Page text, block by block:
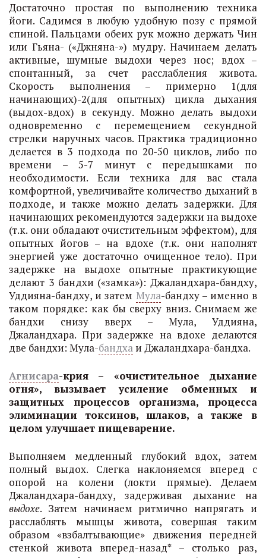
Достаточно простая по выполнению техника
йоги. Садимся в любую удобную позу с прямой
спиной. Пальцами обеих рук можно держать Чин
или Гьяна- («Джняна-») мудру. Начинаем делать
активные, шумные выдохи через нос; вдох –
спонтанный, за счет расслабления живота.
Скорость выполнения – примерно 1(для
начинающих)-2(для опытных) цикла дыхания
(выдох-вдох) в секунду. Можно делать выдохи
одновременно с перемещением секундной
стрелки наручных часов. Практика традиционно
делается в 3 подхода по 20-50 циклов, либо по
времени – 5-7 минут с передышками по
необходимости. Если техника для вас стала
комфортной, увеличивайте количество дыханий в
подходе, и также можно делать задержки. Для
начинающих рекомендуются задержки на выдохе
(т.к. они обладают очистительным эффектом), для
опытных йогов – на вдохе (т.к. они наполнят
энергией уже достаточно очищенное тело). При
задержке на выдохе опытные практикующие
делают 3 бандхи («замка»): Джаландхара-бандху,
Уддияна-бандху, и затем Мула-бандху – именно в
таком порядке: как бы сверху вниз. Снимаем же
бандхи снизу вверх – Мула, Уддияна,
Джаландхара. При задержке на вдохе делаются
две бандхи: Мула-бандха и Джаландхара-бандха.
Агнисара-крия – «очистительное дыхание
огня», вызывает усиление обменных и
защитных процессов организма, процесса
элиминации токсинов, шлаков, а также в
целом улучшает пищеварение.
Выполняем медленный глубокий вдох, затем
полный выдох. Слегка наклоняемся вперед с
опорой на колени (локти прямые). Делаем
Джаландхара-бандху, задерживая дыхание на
выдохе. Затем начинаем ритмично напрягать и
расслаблять мышцы живота, совершая таким
образом «взбалтывающие» движения передней
стенкой живота вперед-назад* – столько раз,